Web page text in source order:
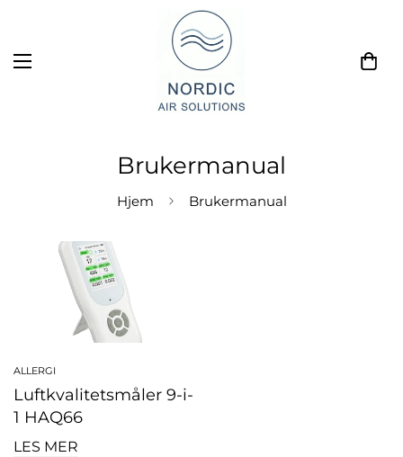
Brukermanual
Hjem Brukermanual
ALLERGI
Luftkvalitetsmåler 9-i-
1 HAQ66
LES MER